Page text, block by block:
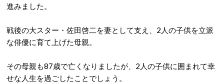
進みました。
戦後の大スター・佐田啓二を妻として支え、2人の子供を立派
な俳優に育て上げた母親。
その母親も87歳で亡くなりましたが、2人の子供に囲まれて幸
せな人生を過ごしたことでしょう。